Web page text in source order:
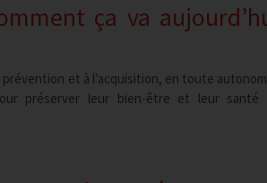
ça va
prévention et à l’acquisition, en toute
préserver leur bien-être et leur santé